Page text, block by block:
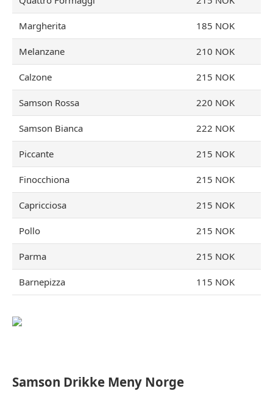
Margherita 185 NOK
Melanzane 210 NOK
Calzone 215 NOK
Samson Rossa 220 NOK
Samson Bianca 222 NOK
Piccante 215 NOK
Finocchiona 215 NOK
Capricciosa 215 NOK
Pollo 215 NOK
Parma 215 NOK
Barnepizza 115 NOK
Samson Drikke Meny Norge